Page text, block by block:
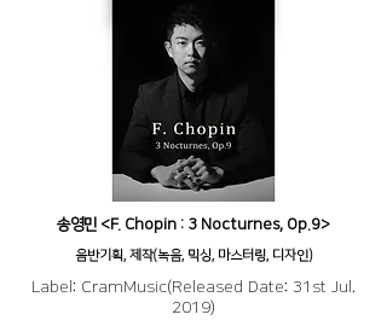
송영민 <F. Chopin : 3 Nocturnes, Op.9>
음반기획, 제작(녹음, 믹싱, 마스터링, 디자인)
Label: CramMusic(Released Date: 31st Jul.
2019)